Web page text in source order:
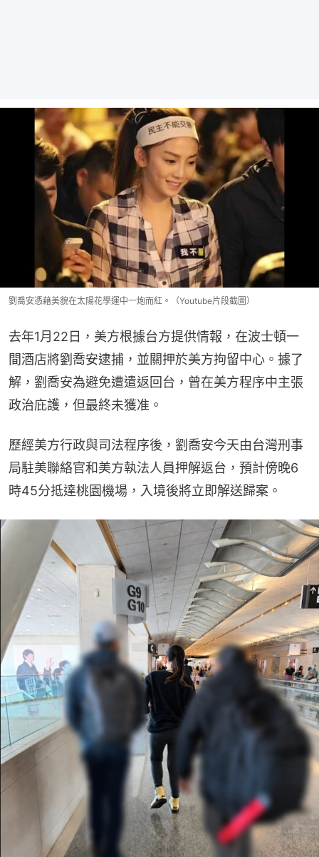
劉喬安憑藉美貌在太陽花學運中一炮而紅。（Youtube片段截圖）
去年1月22日，美方根據台方提供情報，在波士頓一
間酒店將劉喬安逮捕，並關押於美方拘留中心。據了
解，劉喬安為避免遭遣返回台，曾在美方程序中主張
政治庇護，但最終未獲准。
歷經美方行政與司法程序後，劉喬安今天由台灣刑事
局駐美聯絡官和美方執法人員押解返台，預計傍晚6
時45分抵達桃園機場，入境後將立即解送歸案。